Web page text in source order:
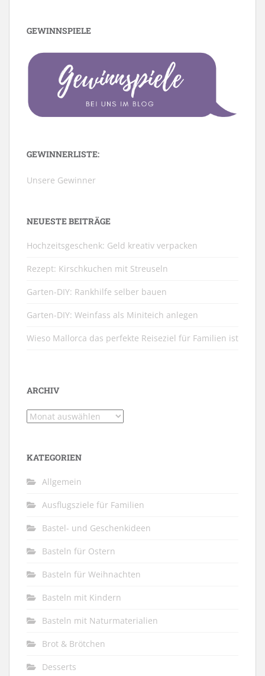
GEWINNSPIELE
GEWINNERLISTE:
Unsere Gewinner
NEUESTE BEITRÄGE
Hochzeitsgeschenk: Geld kreativ verpacken
Rezept: Kirschkuchen mit Streuseln
Garten-DIY: Rankhilfe selber bauen
Garten-DIY: Weinfass als Miniteich anlegen
Wieso Mallorca das perfekte Reiseziel für Familien ist
ARCHIV
Archiv
KATEGORIEN
Allgemein
Ausflugsziele für Familien
Bastel- und Geschenkideen
Basteln für Ostern
Basteln für Weihnachten
Basteln mit Kindern
Basteln mit Naturmaterialien
Brot & Brötchen
Desserts